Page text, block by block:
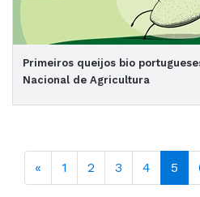
Primeiros queijos bio
Nacional de Agricultura
« 1 2 3 4 5